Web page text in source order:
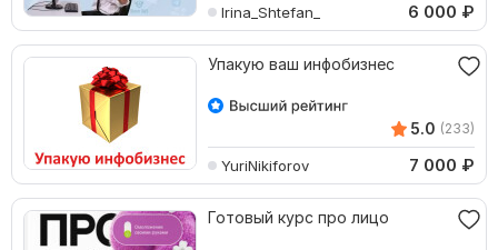
Irina_Shtefan_ 6 000 ₽
Упакую ваш инфобизнес
5.0 (233)
YuriNikiforov 7 000 ₽
Готовый курс про лицо